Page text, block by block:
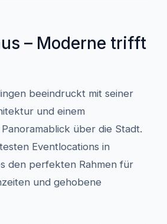
– Moderne trifft
beeindruckt mit seiner
und einem
über die Stadt.
Eventlocations in
den perfekten Rahmen für
und gehobene